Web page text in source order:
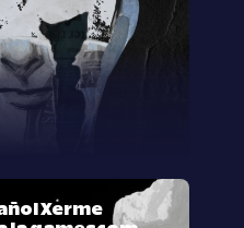
Xerme